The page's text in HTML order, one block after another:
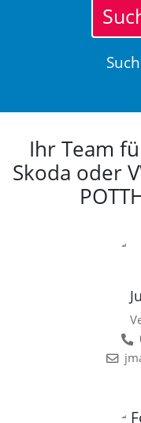
Ihr Team
Skoda oder